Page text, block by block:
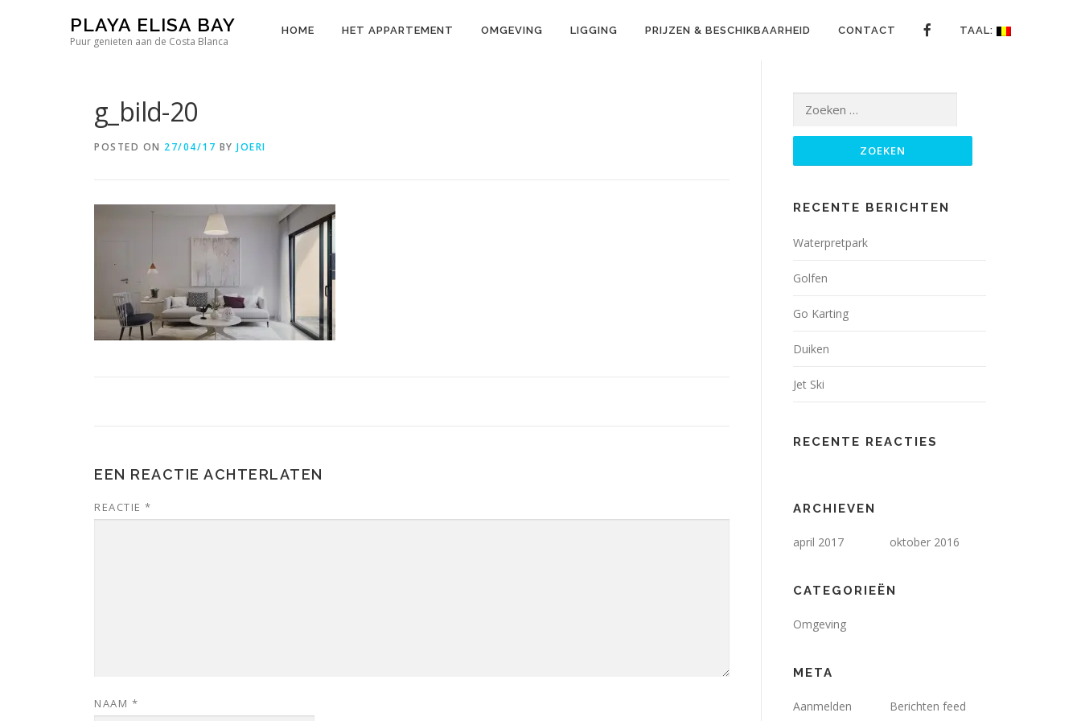
PLAYA ELISA BAY
Puur genieten aan de Costa Blanca
HOME HET APPARTEMENT OMGEVING LIGGING PRIJZEN & BESCHIKBAARHEID CONTACT TAAL:
g_bild-20
POSTED ON 27/04/17 BY JOERI
EEN REACTIE ACHTERLATEN
REACTIE *
NAAM *
naar:
RECENTE BERICHTEN
Waterpretpark
Golfen
Go Karting
Duiken
Jet Ski
RECENTE REACTIES
ARCHIEVEN
april 2017 oktober 2016
CATEGORIEËN
Omgeving
META
Aanmelden
Berichten feed